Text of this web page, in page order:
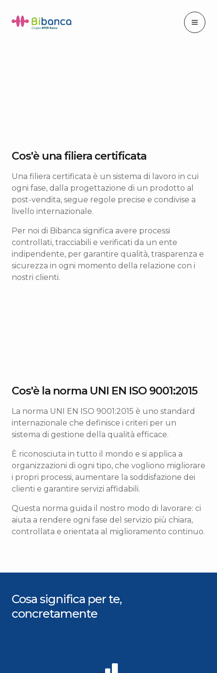
Cos'è una filiera certificata
Una filiera certificata è un sistema di lavoro in cui
ogni fase, dalla progettazione di un prodotto al
post-vendita, segue regole precise e condivise a
livello internazionale.
Per noi di Bibanca significa avere processi
controllati, tracciabili e verificati da un ente
indipendente, per garantire qualità, trasparenza e
sicurezza in ogni momento della relazione con i
nostri clienti.
Cos'è la norma UNI EN ISO 9001:2015
La norma UNI EN ISO 9001:2015 è uno standard
internazionale che definisce i criteri per un
sistema di gestione della qualità efficace.
È riconosciuta in tutto il mondo e si applica a
organizzazioni di ogni tipo, che vogliono migliorare
i propri processi, aumentare la soddisfazione dei
clienti e garantire servizi affidabili.
Questa norma guida il nostro modo di lavorare: ci
aiuta a rendere ogni fase del servizio più chiara,
controllata e orientata al miglioramento continuo.
Cosa significa per te,
concretamente